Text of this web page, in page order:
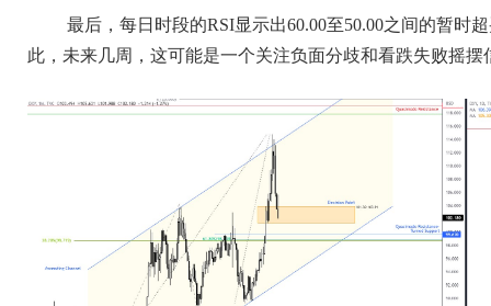
最后，每日时段的RSI显示出60.00至50.00之间的暂时
此，未来几周，这可能是一个关注负面分歧和看跌失败摇摆